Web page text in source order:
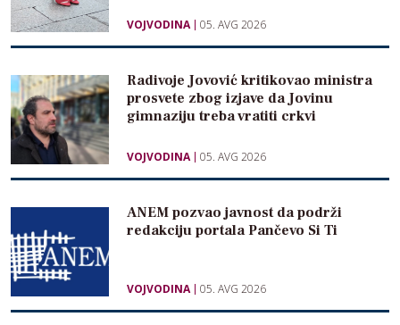
VOJVODINA 05. AVG 2026
Radivoje Jovović kritikovao ministra
prosvete zbog izjave da Jovinu
gimnaziju treba vratiti crkvi
VOJVODINA 05. AVG 2026
ANEM pozvao javnost da podrži
redakciju portala Pančevo Si Ti
VOJVODINA 05. AVG 2026